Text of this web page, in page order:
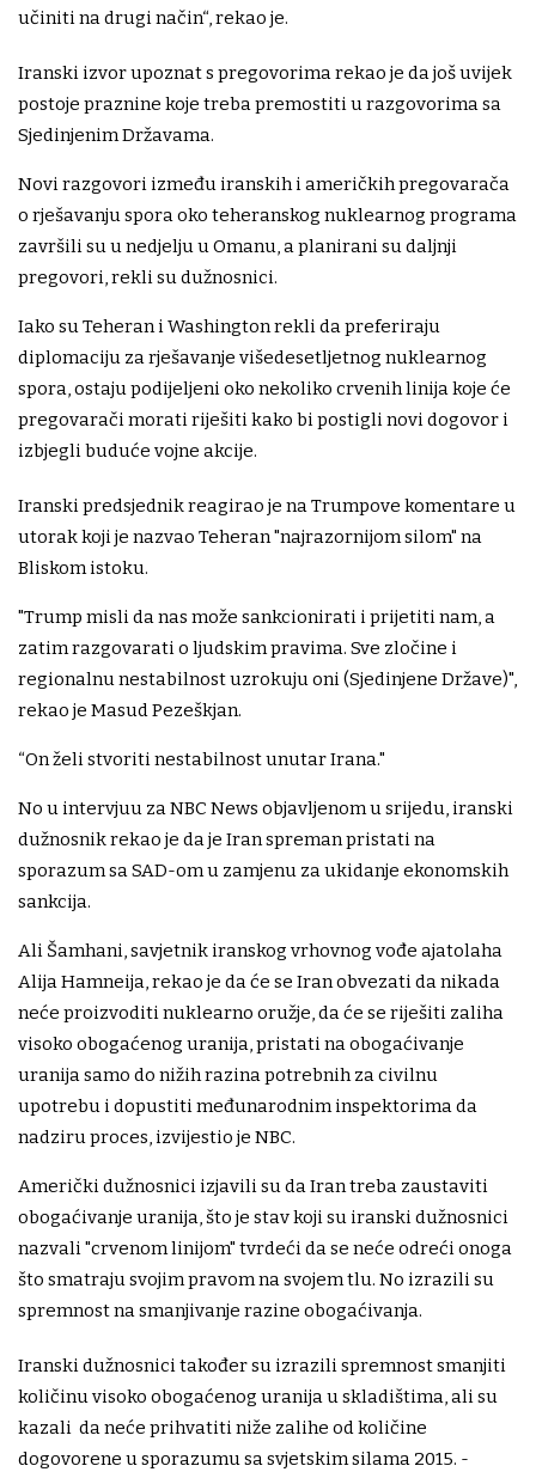
učiniti na drugi način“, rekao je.
Iranski izvor upoznat s pregovorima rekao je da još uvijek
postoje praznine koje treba premostiti u razgovorima sa
Sjedinjenim Državama.
Novi razgovori između iranskih i američkih pregovarača
o rješavanju spora oko teheranskog nuklearnog programa
završili su u nedjelju u Omanu, a planirani su daljnji
pregovori, rekli su dužnosnici.
Iako su Teheran i Washington rekli da preferiraju
diplomaciju za rješavanje višedesetljetnog nuklearnog
spora, ostaju podijeljeni oko nekoliko crvenih linija koje će
pregovarači morati riješiti kako bi postigli novi dogovor i
izbjegli buduće vojne akcije.
Iranski predsjednik reagirao je na Trumpove komentare u
utorak koji je nazvao Teheran "najrazornijom silom" na
Bliskom istoku.
"Trump misli da nas može sankcionirati i prijetiti nam, a
zatim razgovarati o ljudskim pravima. Sve zločine i
regionalnu nestabilnost uzrokuju oni (Sjedinjene Države)",
rekao je Masud Pezeškjan.
“On želi stvoriti nestabilnost unutar Irana."
No u intervjuu za NBC News objavljenom u srijedu, iranski
dužnosnik rekao je da je Iran spreman pristati na
sporazum sa SAD-om u zamjenu za ukidanje ekonomskih
sankcija.
Ali Šamhani, savjetnik iranskog vrhovnog vođe ajatolaha
Alija Hamneija, rekao je da će se Iran obvezati da nikada
neće proizvoditi nuklearno oružje, da će se riješiti zaliha
visoko obogaćenog uranija, pristati na obogaćivanje
uranija samo do nižih razina potrebnih za civilnu
upotrebu i dopustiti međunarodnim inspektorima da
nadziru proces, izvijestio je NBC.
Američki dužnosnici izjavili su da Iran treba zaustaviti
obogaćivanje uranija, što je stav koji su iranski dužnosnici
nazvali "crvenom linijom" tvrdeći da se neće odreći onoga
što smatraju svojim pravom na svojem tlu. No izrazili su
spremnost na smanjivanje razine obogaćivanja.
Iranski dužnosnici također su izrazili spremnost smanjiti
količinu visoko obogaćenog uranija u skladištima, ali su
kazali da neće prihvatiti niže zalihe od količine
dogovorene u sporazumu sa svjetskim silama 2015. -